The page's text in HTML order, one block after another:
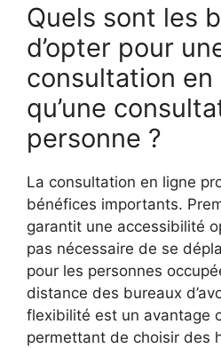
Quels sont les
d’opter pour
consultation
qu’une
personne ?
La consultation en ligne
bénéfices importants.
garantit une accessibilité
pas nécessaire de se
pour les personnes
distance des bureaux
flexibilité est un avantage
permettant de choisir des